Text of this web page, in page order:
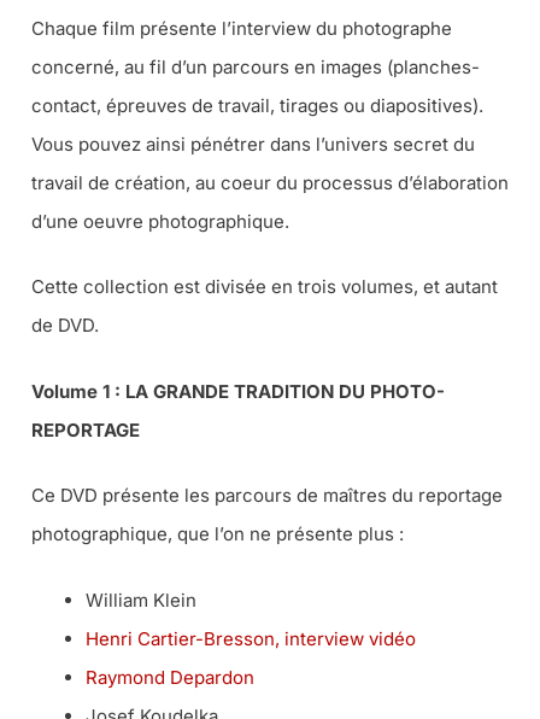
Chaque film présente l’interview du photographe
concerné, au fil d’un parcours en images (planches-
contact, épreuves de travail, tirages ou diapositives).
Vous pouvez ainsi pénétrer dans l’univers secret du
travail de création, au coeur du processus d’élaboration
d’une oeuvre photographique.
Cette collection est divisée en trois volumes, et autant
de DVD.
Volume 1 : LA GRANDE TRADITION DU PHOTO-
REPORTAGE
Ce DVD présente les parcours de maîtres du reportage
photographique, que l’on ne présente plus :
William Klein
Henri Cartier-Bresson, interview vidéo
Raymond Depardon